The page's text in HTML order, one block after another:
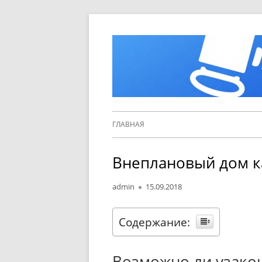
Основное
ГЛАВНАЯ
Внеплановый дом
Автор
admin Опубликовано
15.09.2018
Содержание: